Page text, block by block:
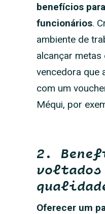
benefícios
funcionários.
ambiente de
alcançar metas
vencedora que
com um
Méqui, por
2.
Oferecer um